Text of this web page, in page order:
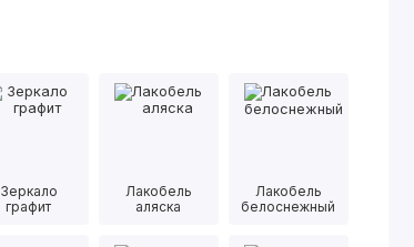
Зеркало
графит
Лакобель
аляска
Лакобель
белоснежный